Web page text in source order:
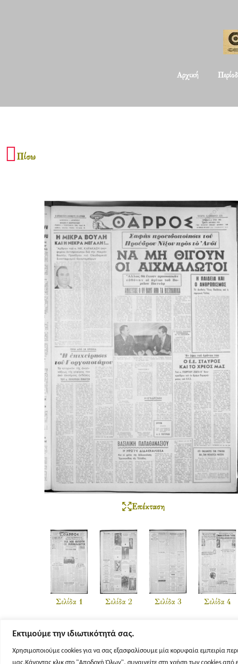
Εκτιμούμε την ιδιωτικότητά σας.
Χρησιμοποιούμε cookies για να σας εξασφαλίσουμε μία κορυφαία εμπειρία
μας.Κάνοντας κλικ στο "Αποδοχή Όλων", συναινείτε στη χρήση των cookies από
Αρχική
Πίσω
Επέκταση
Σελίδα 1 Σελίδα 2 Σελίδα 3 Σελίδα 4